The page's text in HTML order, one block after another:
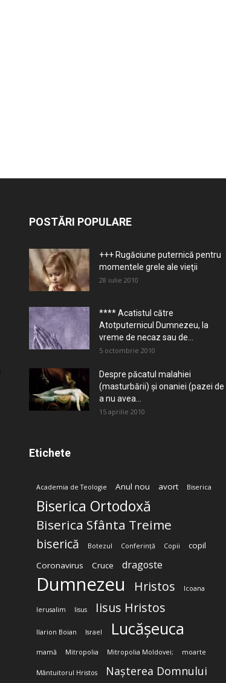
POSTĂRI POPULARE
+++ Rugăciune puternică pentru
momentele grele ale vieţii
28 iulie 2010
**** Acatistul către
Atotputernicul Dumnezeu, la
vreme de necaz sau de...
5 octombrie 2010
Despre păcatul malahiei
(masturbării) şi onaniei (pazei de
a nu avea...
15 aprilie 2010
Etichete
Academia de Teologie Anul nou avort Biserica
Biserica Ortodoxă
Biserica Sfânta Treime
biserică Botezul Conferință Copii
copil
Coronavirus
Cruce dragoste
Dumnezeu Hristos Icoana
Ierusalim Iisus Iisus Hristos
Ilarion Boian Israel Lucășeuca
mamă Mitropolia Mitropolia Moldovei; moarte
Mântuitorul Hristos Nașterea Domnului